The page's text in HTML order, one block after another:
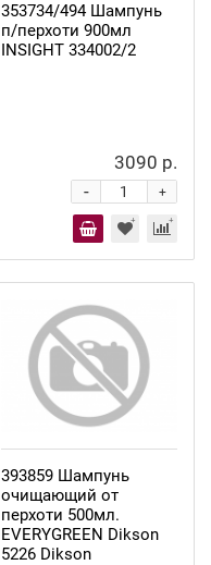
353734/494 Шампунь
п/перхоти 900мл
INSIGHT 334002/2
3090 р.
+
-
393859 Шампунь
очищающий от
перхоти 500мл.
EVERYGREEN Dikson
5226 Dikson